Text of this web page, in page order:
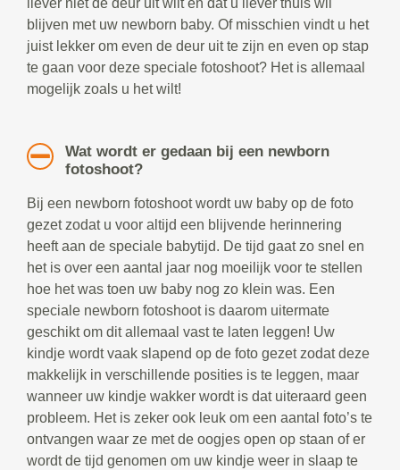
liever niet de deur uit wilt en dat u liever thuis wil
blijven met uw newborn baby. Of misschien vindt u het
juist lekker om even de deur uit te zijn en even op stap
te gaan voor deze speciale fotoshoot? Het is allemaal
mogelijk zoals u het wilt!
Wat wordt er gedaan bij een newborn
fotoshoot?
Bij een newborn fotoshoot wordt uw baby op de foto
gezet zodat u voor altijd een blijvende herinnering
heeft aan de speciale babytijd. De tijd gaat zo snel en
het is over een aantal jaar nog moeilijk voor te stellen
hoe het was toen uw baby nog zo klein was. Een
speciale newborn fotoshoot is daarom uitermate
geschikt om dit allemaal vast te laten leggen! Uw
kindje wordt vaak slapend op de foto gezet zodat deze
makkelijk in verschillende posities is te leggen, maar
wanneer uw kindje wakker wordt is dat uiteraard geen
probleem. Het is zeker ook leuk om een aantal foto’s te
ontvangen waar ze met de oogjes open op staan of er
wordt de tijd genomen om uw kindje weer in slaap te